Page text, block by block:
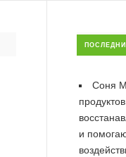
Соня
и